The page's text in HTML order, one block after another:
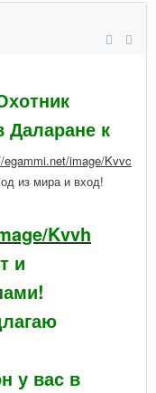
Даларане к
egammi.net/image/Kvvc
из мира и вход!
Kvvh
и
у вас в